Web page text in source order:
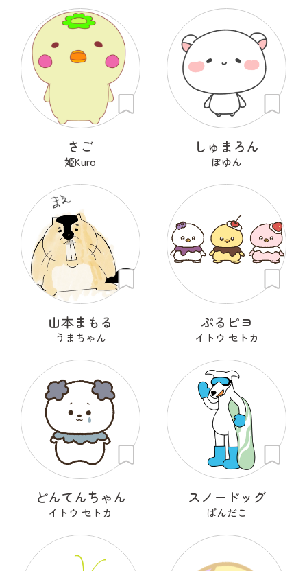
さご
姫Kuro
しゅまろん
ぽゆん
山本まもる
うまちゃん
ぷるピヨ
イトウ セトカ
どんてんちゃん
イトウ セトカ
スノードッグ
ぱんだこ